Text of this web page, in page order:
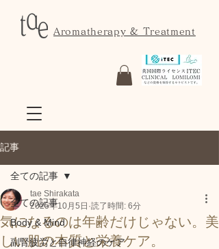
Aromatherapy & Treatment
記事
全ての記事
Body & Mind
副腎疲労と自律神経のケア
全ての記事
気になるのは年齢だけじゃない。美
しい肌の本質と栄養ケア。
tae Shirakata
2025年10月5日 読了時間: 6分